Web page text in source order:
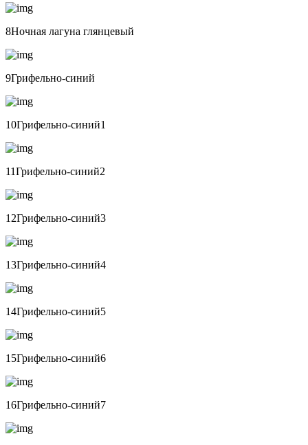
8Ночная лагуна глянцевый
9Грифельно-синий
10Грифельно-синий1
11Грифельно-синий2
12Грифельно-синий3
13Грифельно-синий4
14Грифельно-синий5
15Грифельно-синий6
16Грифельно-синий7